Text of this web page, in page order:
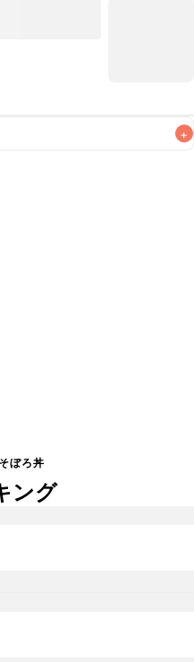
+
上がりいただくことをお
ぼろ丼
ング